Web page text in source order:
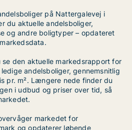
på Nattergalevej i
du aktuelle andelsboliger,
og andre boligtyper – opdateret
se den aktuelle markedsrapport for
andelsboliger, gennemsnitlig
pr. m². Længere nede finder du
i udbud og priser over tid, så
markedet for
og opdaterer løbende